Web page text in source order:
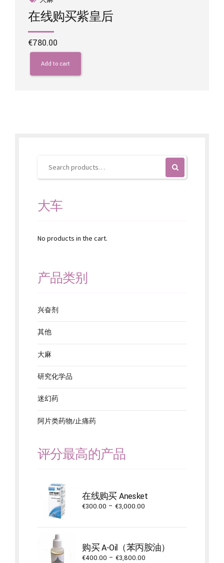
在线购买紫皇后
€780.00
Add to cart
大车
No products in the cart.
产品类别
兴奋剂
其他
大麻
研究化学品
迷幻药
阿片类药物/止痛药
评分最高的产品
在线购买 Anesket
€300.00 – €3,000.00
€3,000.00
购买 A-Oil（苯丙胺油）
€400.00 – €3,800.00